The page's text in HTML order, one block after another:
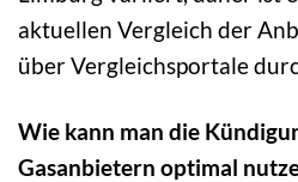
aktuellen Vergleich der
über Vergleichsportale
Wie kann man die
Gasanbietern optimal